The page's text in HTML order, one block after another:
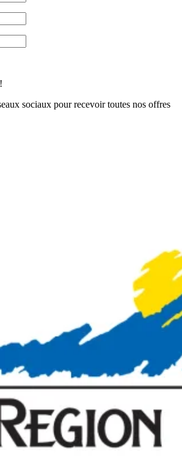
sociaux pour recevoir toutes nos offres